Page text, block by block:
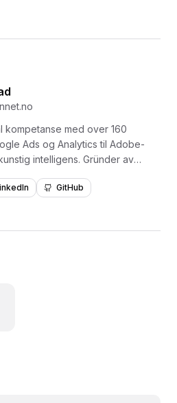
kompetanse med over 160
Ads og Analytics til Adobe-
intelligens. Gründer av
læring, med over 1,5 millioner
Forfatter av læreboken
bygget på praktisk læring med
GitHub